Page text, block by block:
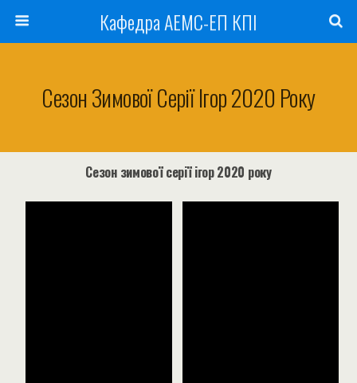
Кафедра АЕМС-ЕП КПІ
Сезон Зимової Серії Ігор 2020 Року
Сезон зимової серії ігор 2020 року